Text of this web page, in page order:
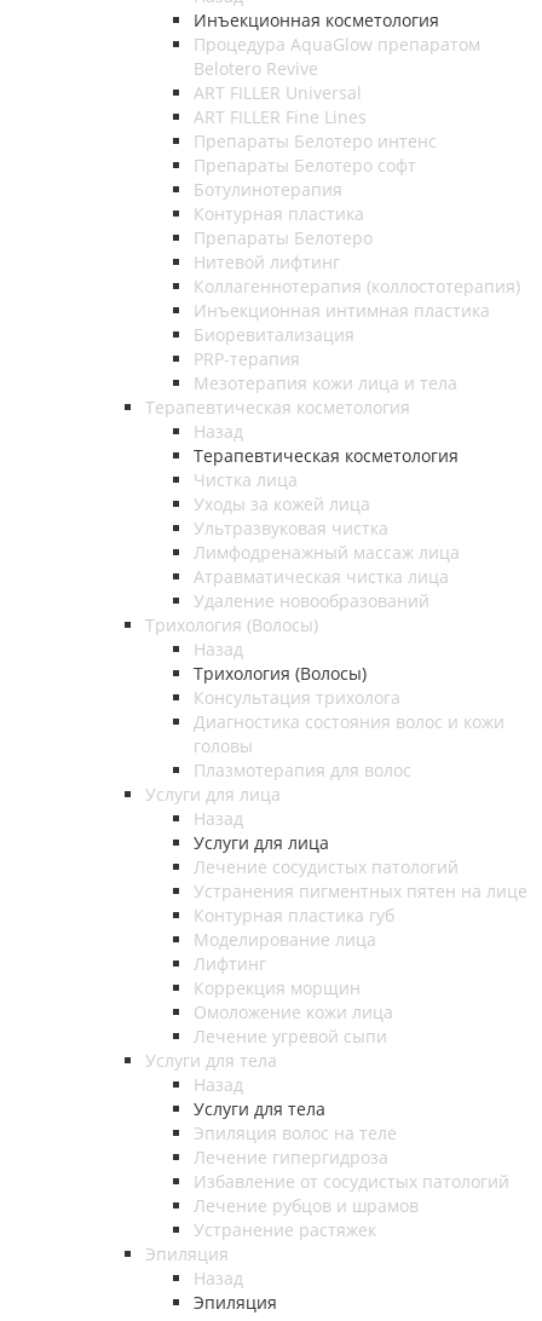
Инъекционная косметология
Процедура AquaGlow препаратом
Belotero Revive
ART FILLER Universal
ART FILLER Fine Lines
Препараты Белотеро интенс
Препараты Белотеро софт
Ботулинотерапия
Контурная пластика
Препараты Белотеро
Нитевой лифтинг
Коллагеннотерапия (коллостотерапия)
Инъекционная интимная пластика
Биоревитализация
PRP-терапия
Мезотерапия кожи лица и тела
Терапевтическая косметология
Назад
Терапевтическая косметология
Чистка лица
Уходы за кожей лица
Ультразвуковая чистка
Лимфодренажный массаж лица
Атравматическая чистка лица
Удаление новообразований
Трихология (Волосы)
Назад
Трихология (Волосы)
Консультация трихолога
Диагностика состояния волос и кожи
головы
Плазмотерапия для волос
Услуги для лица
Назад
Услуги для лица
Лечение сосудистых патологий
Устранения пигментных пятен на лице
Контурная пластика губ
Моделирование лица
Лифтинг
Коррекция морщин
Омоложение кожи лица
Лечение угревой сыпи
Услуги для тела
Назад
Услуги для тела
Эпиляция волос на теле
Лечение гипергидроза
Избавление от сосудистых патологий
Лечение рубцов и шрамов
Устранение растяжек
Эпиляция
Назад
Эпиляция